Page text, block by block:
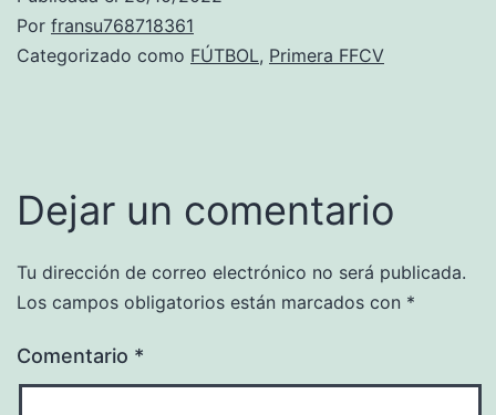
Por fransu768718361
Categorizado como FÚTBOL, Primera FFCV
Dejar un comentario
Tu dirección de correo electrónico no será publicada.
Los campos obligatorios están marcados con *
Comentario *